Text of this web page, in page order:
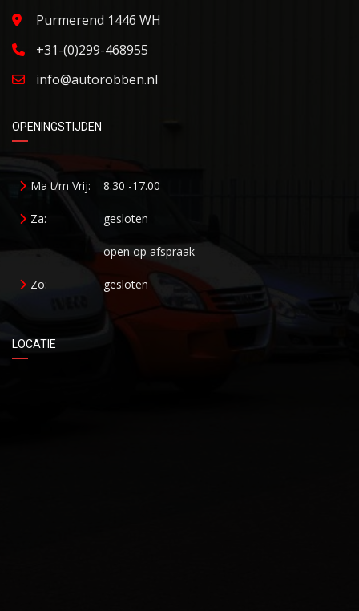
Purmerend 1446 WH
+31-(0)299-468955
info@autorobben.nl
OPENINGSTIJDEN
Ma t/m Vrij: 8.30 -17.00
Za: gesloten
open op afspraak
Zo: gesloten
LOCATIE